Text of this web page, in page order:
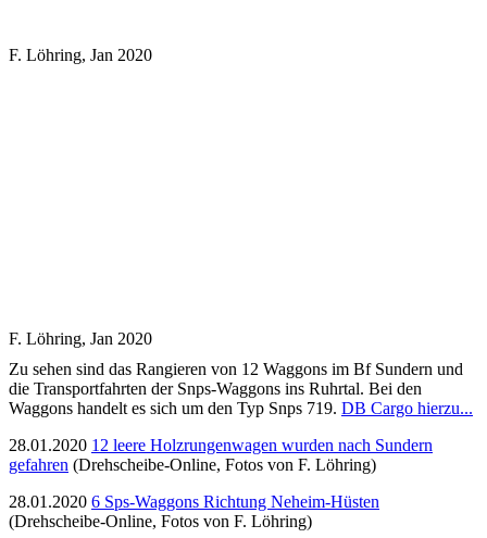
F. Löhring, Jan 2020
F. Löhring, Jan 2020
Zu sehen sind das Rangieren von 12 Waggons im Bf Sundern und
die Transportfahrten der Snps-Waggons ins Ruhrtal. Bei den
Waggons handelt es sich um den Typ Snps 719. DB Cargo hierzu...
28.01.2020 12 leere Holzrungenwagen wurden nach Sundern
gefahren (Drehscheibe-Online, Fotos von F. Löhring)
28.01.2020 6 Sps-Waggons Richtung Neheim-Hüsten
(Drehscheibe-Online, Fotos von F. Löhring)